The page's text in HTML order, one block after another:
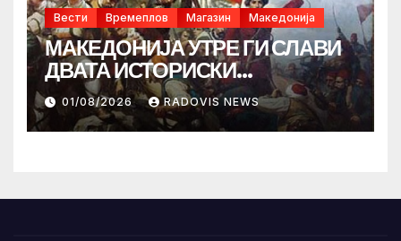
Вести Времеплов Магазин Македонија
МАКЕДОНИЈА УТРЕ ГИ СЛАВИ
ДВАТА ИСТОРИСКИ
ИЛИНДЕНА!
01/08/2026 RADOVIS NEWS